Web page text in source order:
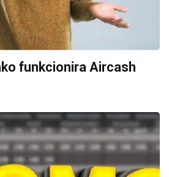
funkcionira Aircash